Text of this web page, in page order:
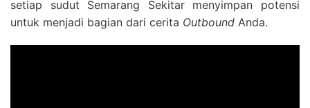
setiap sudut Semarang Sekitar menyimpan potensi
untuk menjadi bagian dari cerita Outbound Anda.